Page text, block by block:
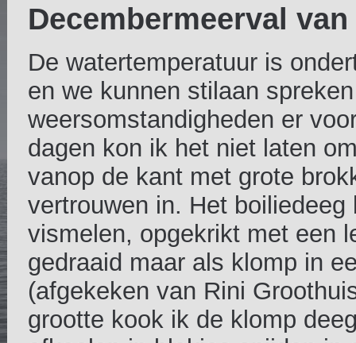
Decembermeerval van
De watertemperatuur is
en we kunnen stilaan
weersomstandigheden er
dagen kon ik het niet laten
vanop de kant met grote
vertrouwen in. Het
vismelen, opgekrikt met een
gedraaid maar als klomp in
(afgekeken van Rini
grootte kook ik de klomp